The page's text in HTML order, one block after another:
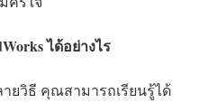
ได้อย่างไร
ายวิธี คุณสามารถเรียนรู้ได้